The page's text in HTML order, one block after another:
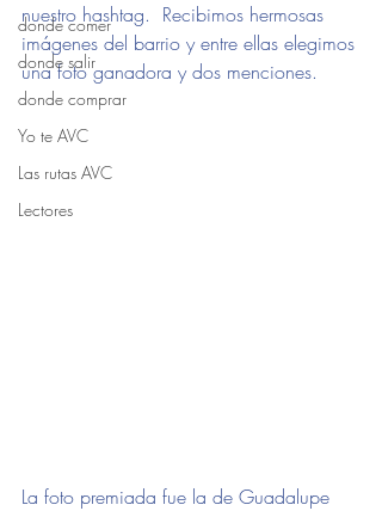
donde comer
donde salir
donde comprar
Yo te AVC
Las rutas AVC
Lectores
nuestro hashtag.  Recibimos hermosas
imágenes del barrio y entre ellas elegimos
una foto ganadora y dos menciones.
La foto premiada fue la de Guadalupe